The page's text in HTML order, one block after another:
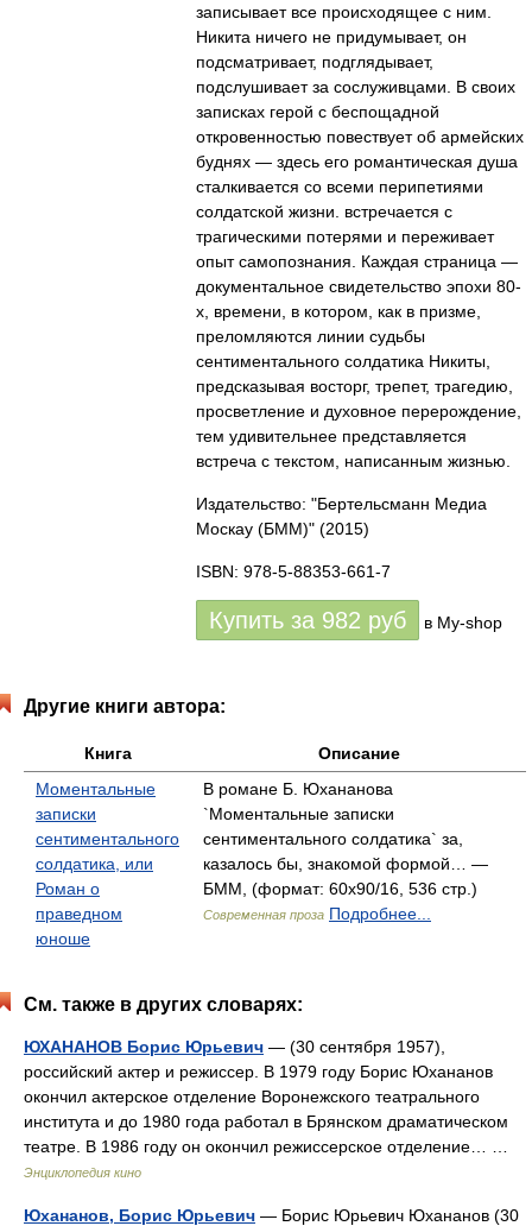
записывает все происходящее с ним.
Никита ничего не придумывает, он
подсматривает, подглядывает,
подслушивает за сослуживцами. В своих
записках герой с беспощадной
откровенностью повествует об армейских
буднях — здесь его романтическая душа
сталкивается со всеми перипетиями
солдатской жизни. встречается с
трагическими потерями и переживает
опыт самопознания. Каждая страница —
документальное свидетельство эпохи 80-
х, времени, в котором, как в призме,
преломляются линии судьбы
сентиментального солдатика Никиты,
предсказывая восторг, трепет, трагедию,
просветление и духовное перерождение,
тем удивительнее представляется
встреча с текстом, написанным жизнью.
Издательство: "Бертельсманн Медиа
Москау (БММ)" (2015)
ISBN: 978-5-88353-661-7
Купить за 982 руб в My-shop
Другие книги автора:
Книга
Описание
Моментальные
записки
сентиментального
солдатика, или
Роман о
праведном
юноше
В романе Б. Юхананова
`Моментальные записки
сентиментального солдатика` за,
казалось бы, знакомой формой… —
БММ, (формат: 60x90/16, 536 стр.)
Современная проза Подробнее...
См. также в других словарях:
ЮХАНАНОВ Борис Юрьевич — (30 сентября 1957),
российский актер и режиссер. В 1979 году Борис Юхананов
окончил актерское отделение Воронежского театрального
института и до 1980 года работал в Брянском драматическом
театре. В 1986 году он окончил режиссерское отделение… …
Энциклопедия кино
Юхананов, Борис Юрьевич — Борис Юрьевич Юхананов (30